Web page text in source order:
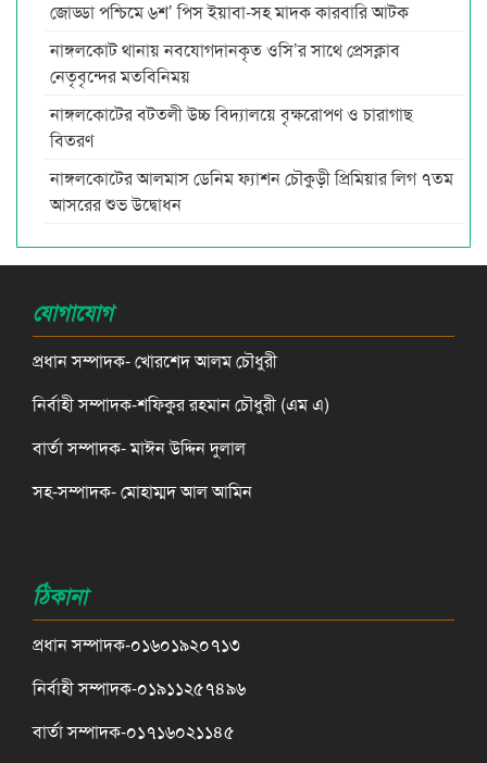
জোড্ডা পশ্চিমে ৬শ’ পিস ইয়াবা-সহ মাদক কারবারি আটক
নাঙ্গলকোট থানায় নবযোগদানকৃত ওসি’র সাথে প্রেসক্লাব
নেতৃবৃন্দের মতবিনিময়
নাঙ্গলকোটের বটতলী উচ্চ বিদ্যালয়ে বৃক্ষরোপণ ও চারাগাছ
বিতরণ
নাঙ্গলকোটের আলমাস ডেনিম ফ্যাশন চৌকুড়ী প্রিমিয়ার লিগ ৭তম
আসরের শুভ উদ্বোধন
যোগাযোগ
প্রধান সম্পাদক- খোরশেদ আলম চৌধুরী
নির্বাহী সম্পাদক-শফিকুর রহমান চৌধুরী (এম এ)
বার্তা সম্পাদক- মাঈন উদ্দিন দুলাল
সহ-সম্পাদক- মোহাম্মদ আল আমিন
ঠিকানা
প্রধান সম্পাদক-০১৬০১৯২০৭১৩
নির্বাহী সম্পাদক-০১৯১১২৫৭৪৯৬
বার্তা সম্পাদক-০১৭১৬০২১১৪৫